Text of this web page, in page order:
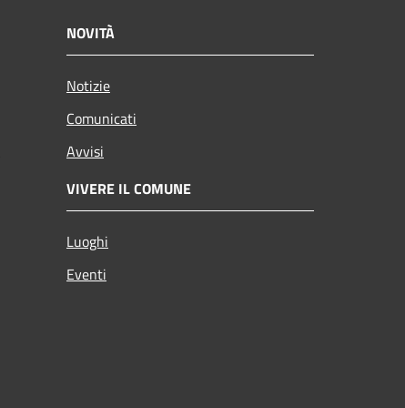
NOVITÀ
Notizie
Comunicati
Avvisi
VIVERE IL COMUNE
Luoghi
Eventi